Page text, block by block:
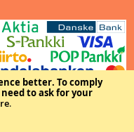
better. To comply
to ask for your
.
Learned Societies